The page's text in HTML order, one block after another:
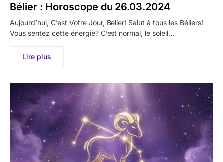
Bélier : Horoscope du 26.03.2024
Aujourd’hui, C’est Votre Jour, Bélier! Salut à tous les Béliers!
Vous sentez cette énergie? C’est normal, le soleil…
Lire plus